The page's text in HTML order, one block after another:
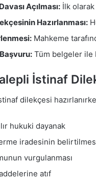
Açılması: İlk olarak
Hazırlanması:
Mahkeme
Tüm belgeler ile
İstinaf
dilekçesi
hukuki dayanak
iradesinin
vurgulanması
atıf